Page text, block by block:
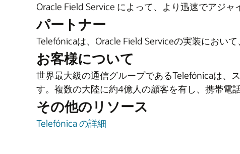
Oracle Field Service によって、より迅速でアジ
パートナー
Telefónicaは、Oracle Field Serviceの実装において、
お客様について
世界最大級の通信グループであるTelefónicaは、
す。複数の大陸に約4億人の顧客を有し、携帯電
その他のリソース
Telefónica の詳細